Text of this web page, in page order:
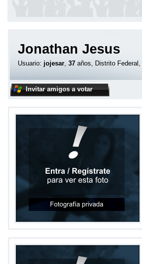
Jonathan Jesus
Usuario: jojesar, 37 años, Distrito Federal,
Invitar amigos a votar